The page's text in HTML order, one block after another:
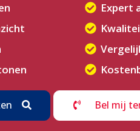
Expert
Bel mij